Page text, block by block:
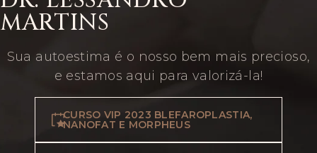
MARTINS
Sua autoestima é o nosso bem mais precioso,
e estamos aqui para valorizá-la!
CURSO VIP 2023 BLEFAROPLASTIA,
NANOFAT E MORPHEUS